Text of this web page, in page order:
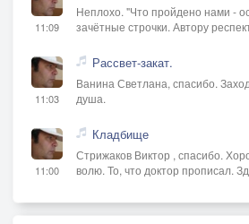
11:09
Неплохо. "Что пройдено нами -
зачётные строчки. Автору
11:03
Рассвет-закат.
Ванина Светлана, спасибо.
душа.
11:00
Кладбище
Стрижаков Виктор , спасибо.
волю. То, что доктор прописал.